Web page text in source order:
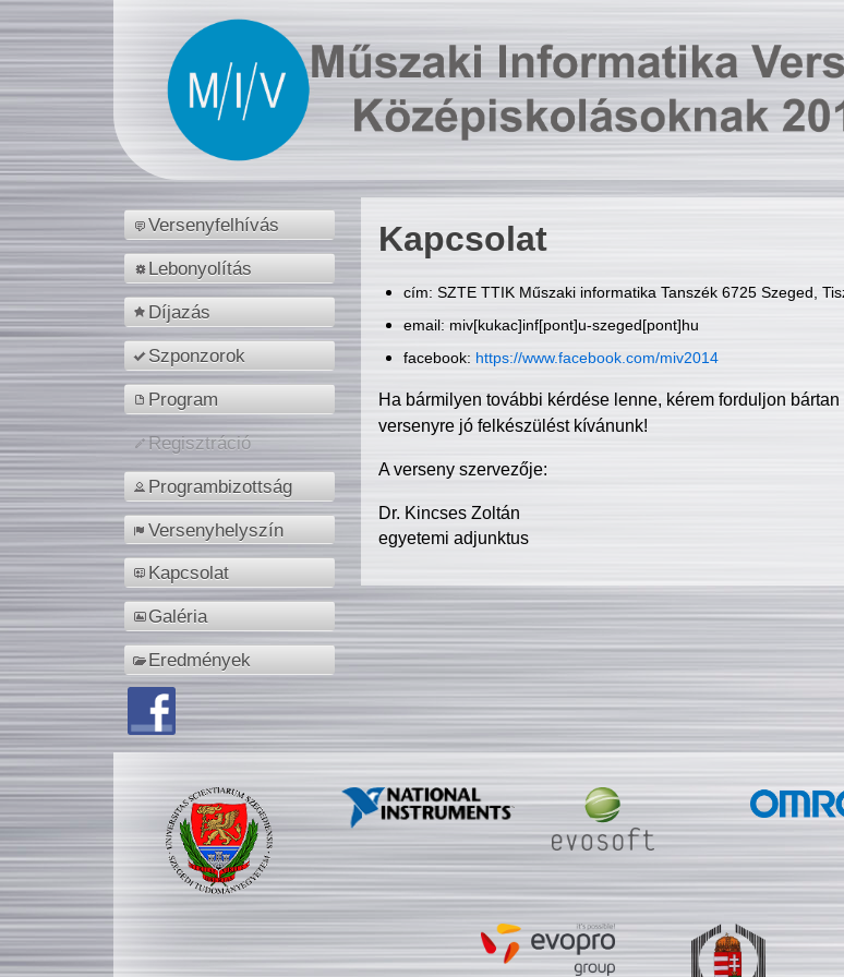
Versenyfelhívás
Lebonyolítás
Díjazás
Szponzorok
Program
Regisztráció
Programbizottság
Versenyhelyszín
Kapcsolat
Galéria
Eredmények
Kapcsolat
cím: SZTE TTIK Műszaki informatika Tanszék 6725 Szeged,
email: miv[kukac]inf[pont]u-szeged[pont]hu
facebook: https://www.facebook.com/miv2014
Ha bármilyen további kérdése lenne, kérem forduljon
versenyre jó felkészülést kívánunk!
A verseny szervezője:
Dr. Kincses Zoltán
egyetemi adjunktus